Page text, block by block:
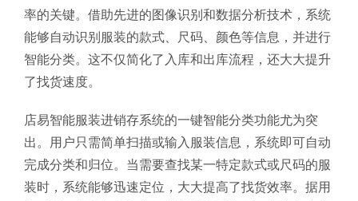
率的关键。借助先进的图像识别和数据分析技术，系统
能够自动识别服装的款式、尺码、颜色等信息，并进行
智能分类。这不仅简化了入库和出库流程，还大大提升
了找货速度。
店易智能服装进销存系统的一键智能分类功能尤为突
出。用户只需简单扫描或输入服装信息，系统即可自动
完成分类和归位。当需要查找某一特定款式或尺码的服
装时，系统能够迅速定位，大大提高了找货效率。据用